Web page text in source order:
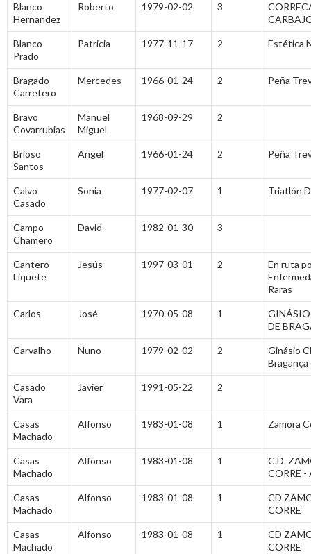
Blanco
Hernandez
Roberto 1979-02-02 3
Blanco
Prado
Patricia 1977-11-17 2 Estética
Bragado
Carretero
Mercedes 1966-01-24 2 Peña
Bravo
Covarrubias
Manuel
Miguel
1968-09-29 2
Brioso
Santos
Angel 1966-01-24 2 Peña
Calvo
Casado
Sonia 1977-02-07 1 Triatlón
Campo
Chamero
David 1982-01-30 3
Cantero
Liquete
Jesús 1997-03-01 2
En ruta
Raras
Carlos José 1970-05-08 1
GINÁSIO
DE
Carvalho Nuno 1979-02-02 2
Ginásio
Bragança
Casado
Vara
Javier 1991-05-22 2
Casas
Machado
Alfonso 1983-01-08 1 Zamora
Casas
Machado
Alfonso 1983-01-08 1
C.D.
CORRE -
Casas
Machado
Alfonso 1983-01-08 1
CD
CORRE
Casas
Machado
Alfonso 1983-01-08 1
CD
CORRE